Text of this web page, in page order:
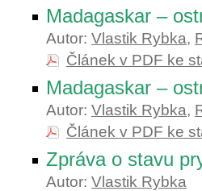
Madagaskar –
Autor: Vlastik Rybka,
Článek v PDF ke
Madagaskar –
Autor: Vlastik Rybka,
Článek v PDF ke
Zpráva o stavu
Autor: Vlastik Rybka